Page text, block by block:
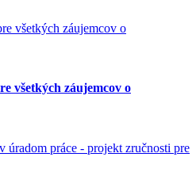
všetkých záujemcov o